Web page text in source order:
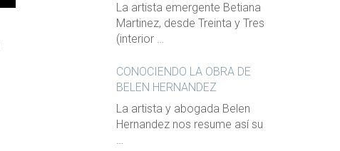
La artista emergente Betiana
Martinez, desde Treinta y Tres
(interior …
CONOCIENDO LA OBRA DE
BELEN HERNANDEZ
La artista y abogada Belen
Hernandez nos resume así su
…